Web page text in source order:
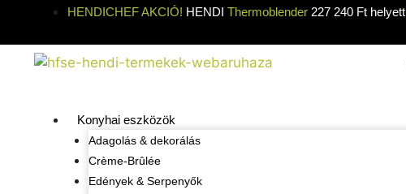
HENDICHEF AKCIÓ! HENDI Thermoblender 227 240 Ft helyett
Konyhai eszközök
Adagolás & dekorálás
Crème-Brûlée
Edények & Serpenyők